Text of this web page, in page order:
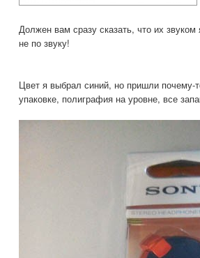
Должен вам сразу сказать, что их
не по звуку!
Цвет я выбрал синий, но пришли почему-
упаковке, полиграфия на уровне, все